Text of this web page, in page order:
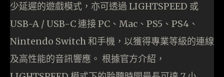
少延遲的遊戲模式，亦可透過 LIGHTSPEED 或
USB-A / USB-C 連接 PC、Mac、PS5、PS4、
Nintendo Switch 和手機，以獲得專業等級的連線
及高性能的音訊響應。 根據官方介紹，